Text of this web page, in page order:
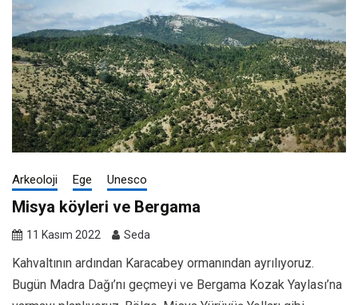
Arkeoloji Ege Unesco
Misya köyleri ve Bergama
11 Kasım 2022 Seda
Kahvaltının ardından Karacabey ormanından ayrılıyoruz.
Bugün Madra Dağı’nı geçmeyi ve Bergama Kozak Yaylası’na